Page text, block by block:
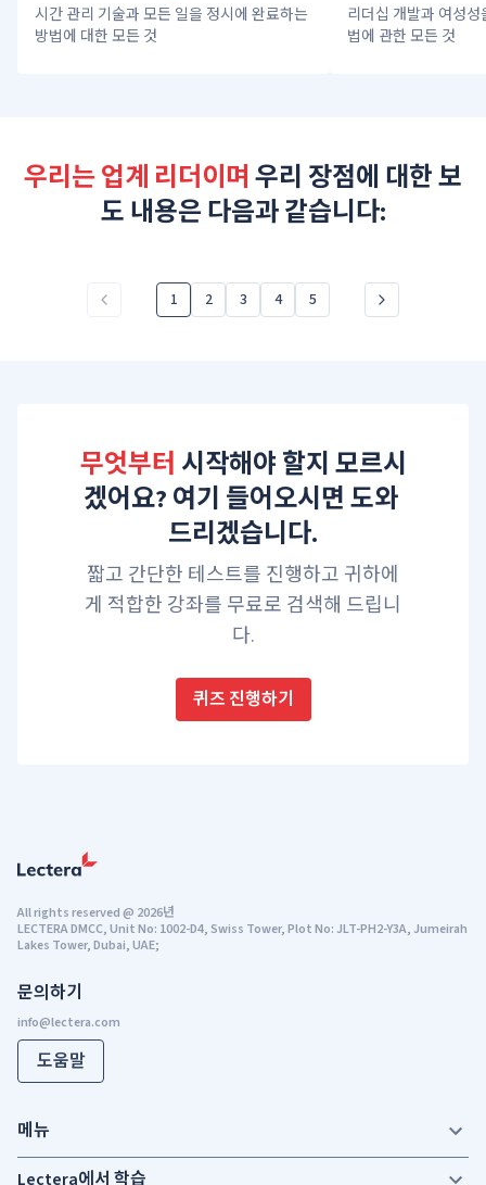
시간 관리 기술과 모든 일을 정시에 완료하는
방법에 대한 모든 것
리더십 개발과 여성
법에 관한 모든 것
우리는 업계 리더이며 우리 장점에 대한 보
도 내용은 다음과 같습니다:
1 2 3 4 5
무엇부터 시작해야 할지 모르시
겠어요? 여기 들어오시면 도와
드리겠습니다.
짧고 간단한 테스트를 진행하고 귀하에
게 적합한 강좌를 무료로 검색해 드립니
다.
퀴즈 진행하기
문의하기
도움말
All rights reserved@ 2026년
LECTERA DMCC, Unit No: 1002-D4, Swiss Tower, Plot No: JLT-PH2-Y3A, Jumeirah
Lakes Tower, Dubai, UAE;
메뉴
Lectera에서 학습